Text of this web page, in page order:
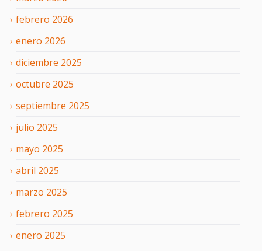
febrero 2026
enero 2026
diciembre 2025
octubre 2025
septiembre 2025
julio 2025
mayo 2025
abril 2025
marzo 2025
febrero 2025
enero 2025